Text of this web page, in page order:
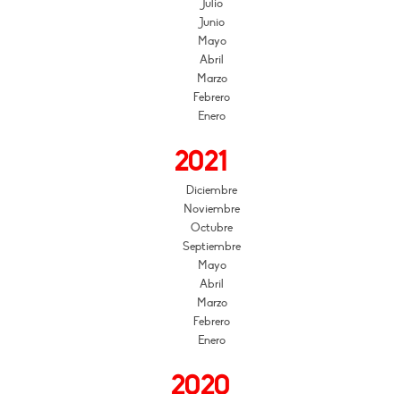
Julio
Junio
Mayo
Abril
Marzo
Febrero
Enero
2021
Diciembre
Noviembre
Octubre
Septiembre
Mayo
Abril
Marzo
Febrero
Enero
2020